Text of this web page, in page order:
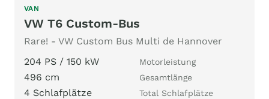
VAN
VW T6 Custom-Bus
Rare! - VW Custom Bus Multi de Hannover
204 PS / 150 kW
Motorleistung
496 cm Gesamtlänge
4 Schlafplätze Total Schlafplätze